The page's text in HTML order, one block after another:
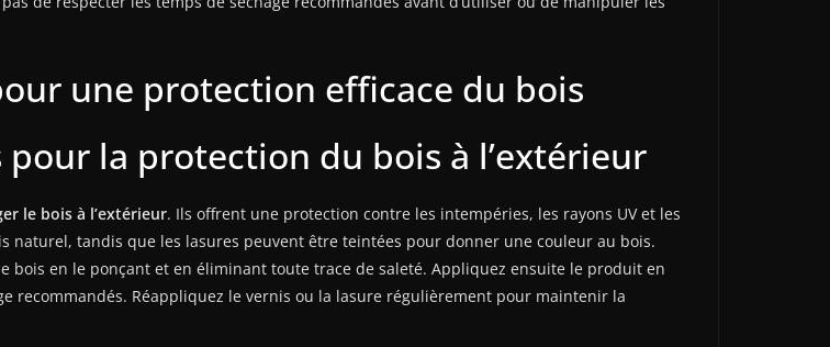
une protection efficace du bois
pour la protection du bois à l’extérieur
le bois à l’extérieur. Ils offrent une protection contre les intempéries, les rayons UV et les
naturel, tandis que les lasures peuvent être teintées pour donner une couleur au bois.
bois en le ponçant et en éliminant toute trace de saleté. Appliquez ensuite le produit en
recommandés. Réappliquez le vernis ou la lasure régulièrement pour maintenir la